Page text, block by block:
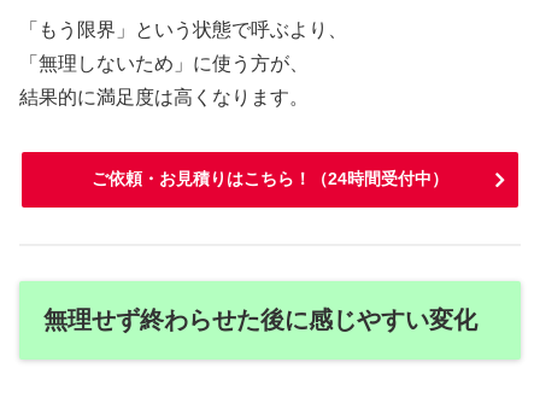
「もう限界」という状態で呼ぶより、
「無理しないため」に使う方が、
結果的に満足度は高くなります。
ご依頼・お見積りはこちら！（24時間受付中）
無理せず終わらせた後に感じやすい変化